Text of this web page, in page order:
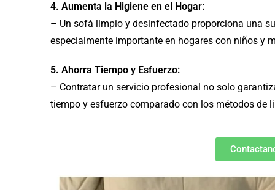
4. Aumenta la Higiene en el Hogar:
– Un sofá limpio y desinfectado proporciona una
especialmente importante en hogares con niños y
5. Ahorra Tiempo y Esfuerzo:
– Contratar un servicio profesional no solo
tiempo y esfuerzo comparado con los métodos de